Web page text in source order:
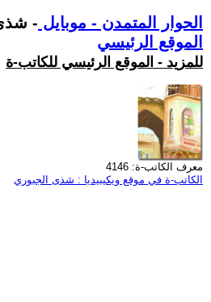
الحوار المتمدن - موبايل -
الموقع الرئيسي
للمزيد - الموقع الرئيسي للكاتب-ة
معرف الكاتب-ة: 4146
الكاتب-ة في موقع ويكيبيديا : شذى الجبوري